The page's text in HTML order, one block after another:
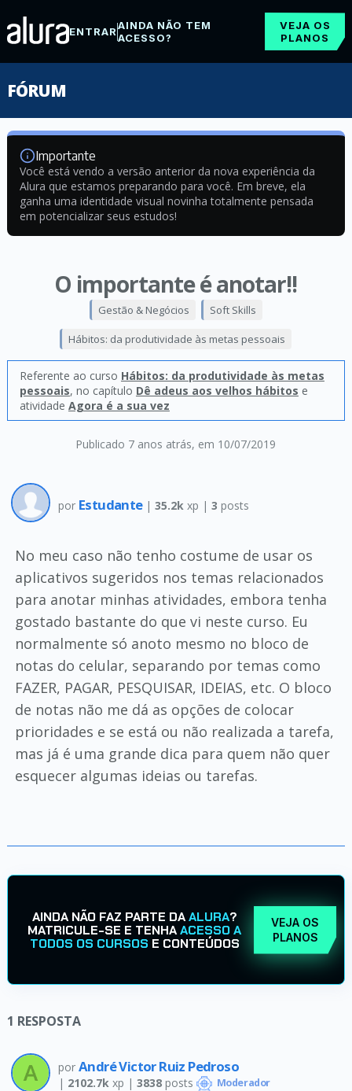
ENTRARAINDA NÃO TEM
ACESSO?
VEJA OS
PLANOS
FÓRUM
Importante
Você está vendo a versão anterior da nova experiência da
Alura que estamos preparando para você. Em breve, ela
ganha uma identidade visual novinha totalmente pensada
em potencializar seus estudos!
O importante é anotar!!
Publicado 7 anos atrás, em 10/07/2019
Gestão & Negócios Soft Skills
Hábitos: da produtividade às metas pessoais
Referente ao curso Hábitos: da produtividade às metas
pessoais, no capítulo Dê adeus aos velhos hábitos e
atividade Agora é a sua vez
por Estudante | 35.2k xp | 3 posts
No meu caso não tenho costume de usar os
aplicativos sugeridos nos temas relacionados
para anotar minhas atividades, embora tenha
gostado bastante do que vi neste curso. Eu
normalmente só anoto mesmo no bloco de
notas do celular, separando por temas como
FAZER, PAGAR, PESQUISAR, IDEIAS, etc. O bloco
de notas não me dá as opções de colocar
prioridades e se está ou não realizada a tarefa,
mas já é uma grande dica para quem não quer
esquecer algumas ideias ou tarefas.
AINDA NÃO FAZ PARTE DAALURA?
MATRICULE-SE E TENHAACESSO A
TODOS OS CURSOS E CONTEÚDOS
VEJA OS
PLANOS
1 RESPOSTA
por André Victor Ruiz Pedroso
| 2102.7k xp | 3838posts Moderador